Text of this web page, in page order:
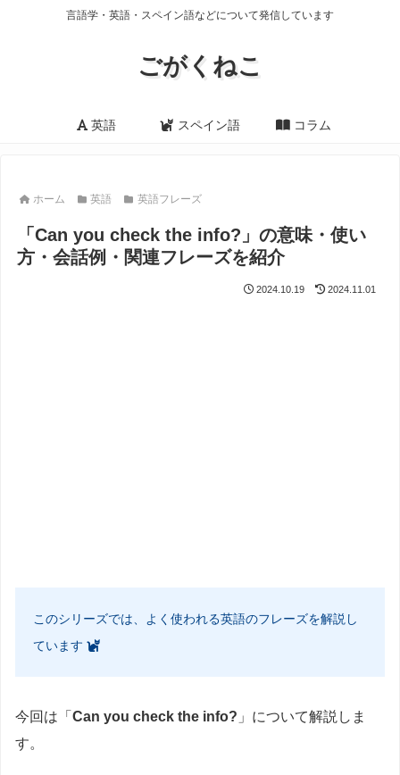
言語学・英語・スペイン語などについて発信しています
ごがくねこ
英語 スペイン語 コラム
ホーム 英語 英語フレーズ
「Can you check the info?」の意味・使い
方・会話例・関連フレーズを紹介
2024.10.19 2024.11.01
このシリーズでは、よく使われる英語のフレーズを解説し
ています
今回は「 Can you check the info? 」について解説しま
す。